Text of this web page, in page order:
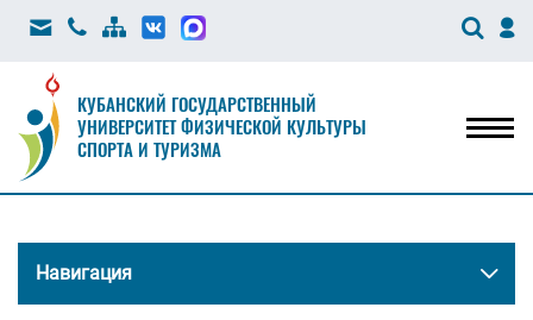
КУБАНСКИЙ ГОСУДАРСТВЕННЫЙ
УНИВЕРСИТЕТ ФИЗИЧЕСКОЙ КУЛЬТУРЫ
СПОРТА И ТУРИЗМА
Навигация